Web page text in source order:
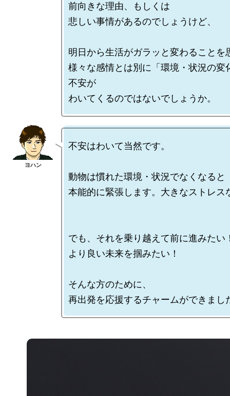
前向きな理由、もしくは
悲しい事情があるのでしょうけど、
明日から生活がガラッと変わることを
様々な感情とは別に「環境・状況の変
不安が
不安はわいて当然です。
動物は慣れた環境・状況でなくなると
本能的に緊張します。大きなストレス
でも、それを乗り越えて前に進みたい
より良い未来を掴みたい！
そんな方のために、